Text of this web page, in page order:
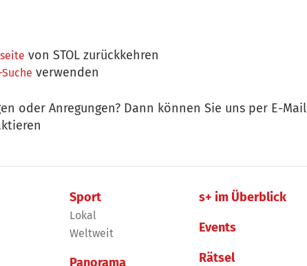
von STOL zurückkehren
Suche verwenden
oder Anregungen? Dann können Sie uns per E-Mail
Sport
Lokal
Weltweit
Panorama
s+ im Überblick
Events
Rätsel